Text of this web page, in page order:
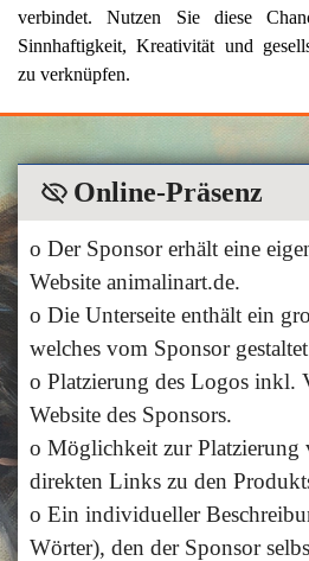
verbindet. Nutzen Sie diese
Sinnhaftigkeit, Kreativität und
zu verknüpfen.
Online-Präsenz
o Der Sponsor erhält eine
Website animalinart.de.
o Die Unterseite enthält ein
welches vom Sponsor
o Platzierung des Logos inkl.
Website des Sponsors.
o Möglichkeit zur
direkten Links zu den
o Ein individueller
Wörter), den der Sponsor